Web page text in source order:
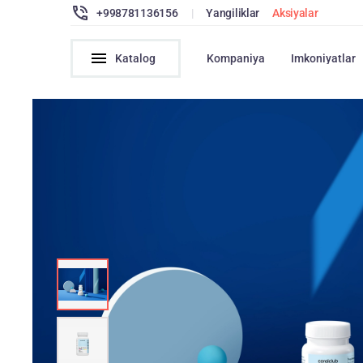
+998781136156 | Yangiliklar Aksiyalar
Katalog Kompaniya Imkoniyatlar